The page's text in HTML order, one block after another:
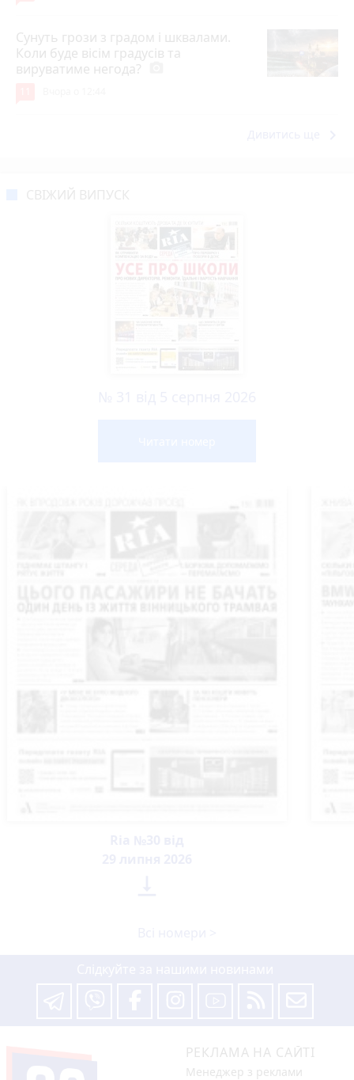
Сунуть грози з градом і шквалами.
Коли буде вісім градусів та
вируватиме негода?
РЕКЛАМА НА САЙТІ
Менеджер з реклами